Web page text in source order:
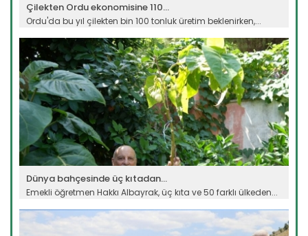
Çilekten Ordu ekonomisine 110...
Ordu'da bu yıl çilekten bin 100 tonluk üretim beklenirken,...
Devamını Oku ->
Dünya bahçesinde üç kıtadan...
Emekli öğretmen Hakkı Albayrak, üç kıta ve 50 farklı ülkeden...
Devamını Oku ->